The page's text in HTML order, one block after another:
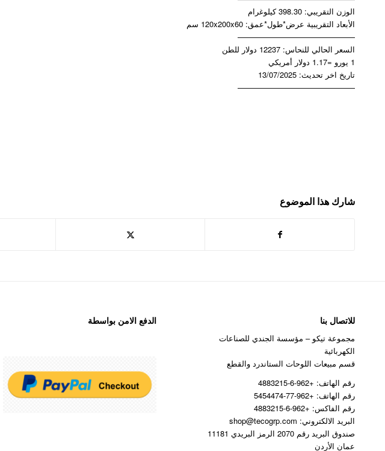
الوزن التقريبي: 398.30 كيلوغرام
الأبعاد التقريبية عرض*طول*عمق: 120x200x60 سم
———————————————
السعر الحالي للنحاس: 12237 دولار للطن
1 يورو =1.17 دولار أمريكي
تاريخ اخر تحديث: 13/07/2025
———————————————
شارك هذا الموضوع
للاتصال بنا
مجموعة تيكو – مؤسسة الجندي للصناعات
الكهربائية
قسم مبيعات اللوحات الستاندرد والقطع
رقم الهاتف: +962-6-4883215
رقم الهاتف: +962-77-5454474
رقم الفاكس: +962-6-4883215
البريد الالكتروني: shop@tecogrp.com
صندوق البريد رقم 2070 الرمز البريدي 11181
عمان الأردن
الدفع الامن بواسطة